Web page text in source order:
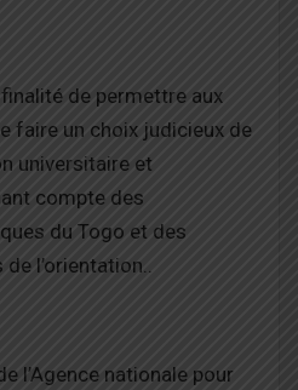
de permettre aux
faire un choix judicieux de
universitaire et
compte des
du Togo et des
l’orientation..
l’Agence nationale pour